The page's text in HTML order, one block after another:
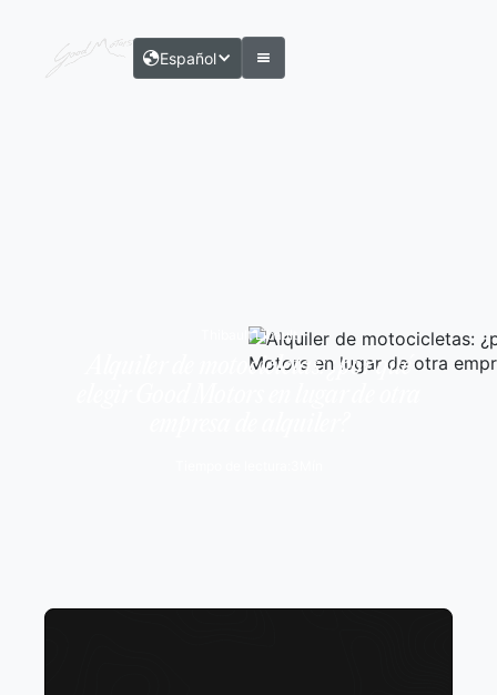
Español
Thibault Libault
Alquiler de motocicletas: ¿por qué